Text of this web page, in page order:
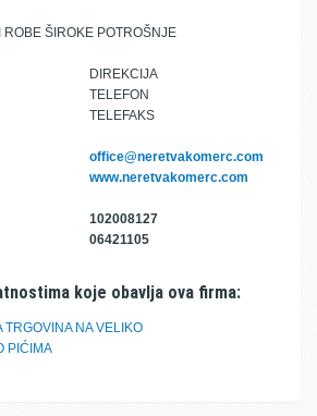
ŠIROKE POTROŠNJE
DIREKCIJA
TELEFON
TELEFAKS
office@neretvakomerc.com
www.neretvakomerc.com
102008127
06421105
koje obavlja ova firma:
TRGOVINA NA VELIKO
PIĆIMA